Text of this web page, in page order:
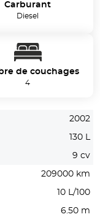
Carburant
Diesel
de couchages
4
2002
130 L
9 cv
209000 km
10 L/100
6.50 m